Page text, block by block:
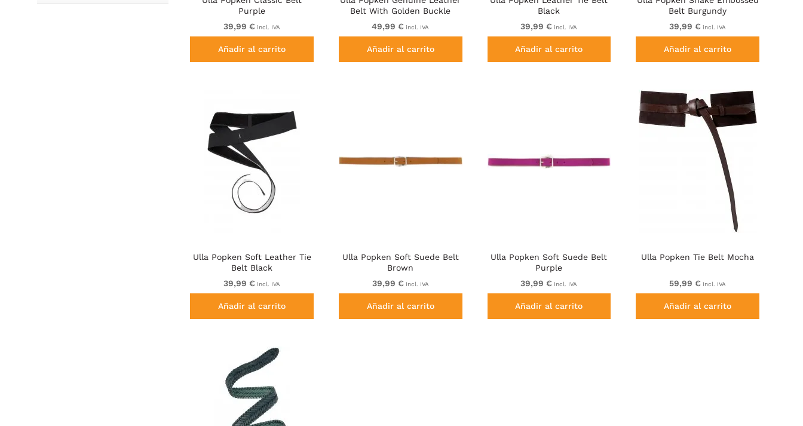
Purple
39,99 € incl. IVA
Añadir al carrito
Belt With Golden Buckle
Black
49,99 € incl. IVA
Añadir al carrito
Black
39,99 € incl. IVA
Añadir al carrito
Belt Burgundy
39,99 € incl. IVA
Añadir al carrito
Ulla Popken Soft Leather Tie
Belt Black
39,99 € incl. IVA
Añadir al carrito
Ulla Popken Soft Suede Belt
Brown
39,99 € incl. IVA
Añadir al carrito
Ulla Popken Soft Suede Belt
Purple
39,99 € incl. IVA
Añadir al carrito
Ulla Popken Tie Belt Mocha
59,99 € incl. IVA
Añadir al carrito